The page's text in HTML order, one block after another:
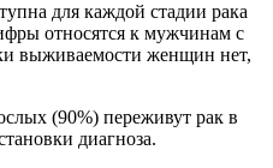
для каждой стадии рака
относятся к мужчинам с
выживаемости женщин нет,
(90%) переживут рак в
диагноза.